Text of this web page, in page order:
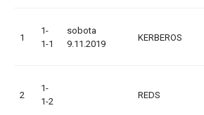
1
1-
1-1
sobota
9.11.2019
KERBEROS
2
1-
1-2
REDS